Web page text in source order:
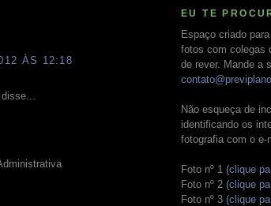
ÀS 12:18
disse...
EU TE
Espaço criado
fotos com colegas
de rever. Mande a
Não esqueça de
identificando os
fotografia com o e-
Foto nº 1 (clique
Foto nº 2 (clique
Foto nº 3 (clique